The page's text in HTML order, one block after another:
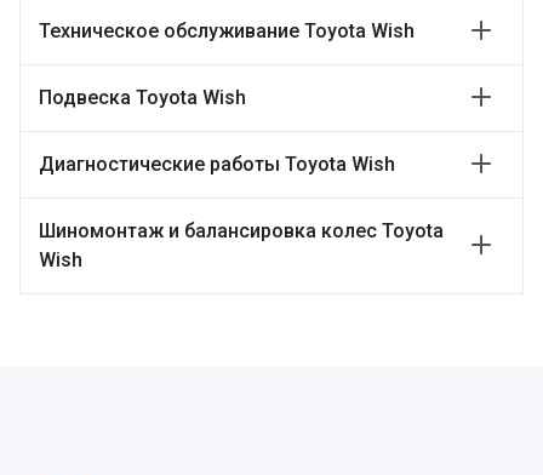
Техническое обслуживание Toyota Wish
Подвеска Toyota Wish
Диагностические работы Toyota Wish
Шиномонтаж и балансировка колес Toyota
Wish